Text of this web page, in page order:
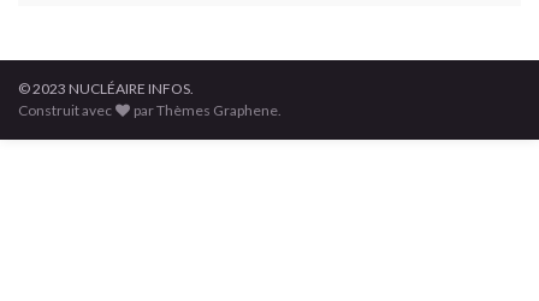
© 2023 NUCLÉAIRE INFOS.
Construit avec
par Thèmes Graphene.